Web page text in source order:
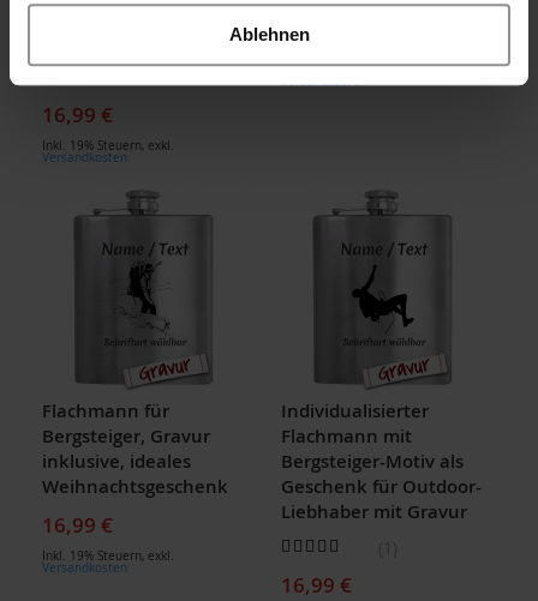
Ablehnen
Outdoor, Kompass Berg
16,99 €
Inkl. 19% Steuern, exkl.
Versandkosten
16,99 €
Inkl. 19% Steuern,exkl.
Versandkosten
Flachmann für
Bergsteiger, Gravur
inklusive, ideales
Weihnachtsgeschenk
16,99 €
Inkl. 19% Steuern, exkl.
Versandkosten
Individualisierter
Flachmann mit
Bergsteiger-Motiv als
Geschenk für Outdoor-
Liebhaber mit Gravur
Bewertung:
16,99 €